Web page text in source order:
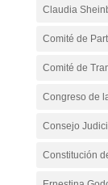
Claudia
Comité de
Comité de
Congreso de
Consejo
Constitución